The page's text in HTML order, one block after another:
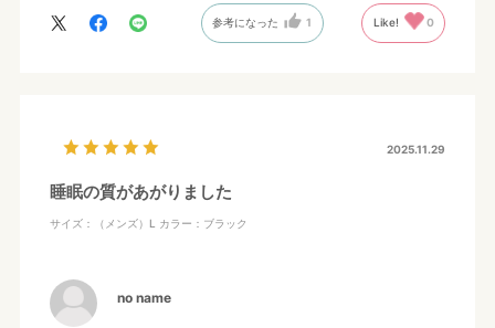
参考になった 1 Like! 0
2025.11.29
睡眠の質があがりました
サイズ：（メンズ）L カラー：ブラック
no name